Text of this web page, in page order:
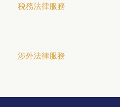
税務法律服務
涉外法律服務